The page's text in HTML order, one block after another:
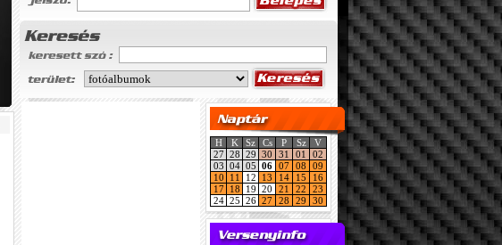
H K Sz Cs P Sz
V
27 28 29 30 31 01
02
03 04 05 06 07 08
09
10
11 12 13 14 15
16
17
18 19 20 21 22
23
24 25 26 27 28 29 30